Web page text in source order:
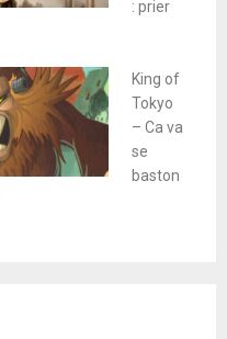
: prier
King of
Tokyo
– Ca va
se
baston